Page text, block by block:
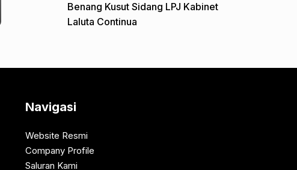
Benang Kusut Sidang LPJ Kabinet
Laluta Continua
Navigasi
Website Resmi
Company Profile
Saluran Kami